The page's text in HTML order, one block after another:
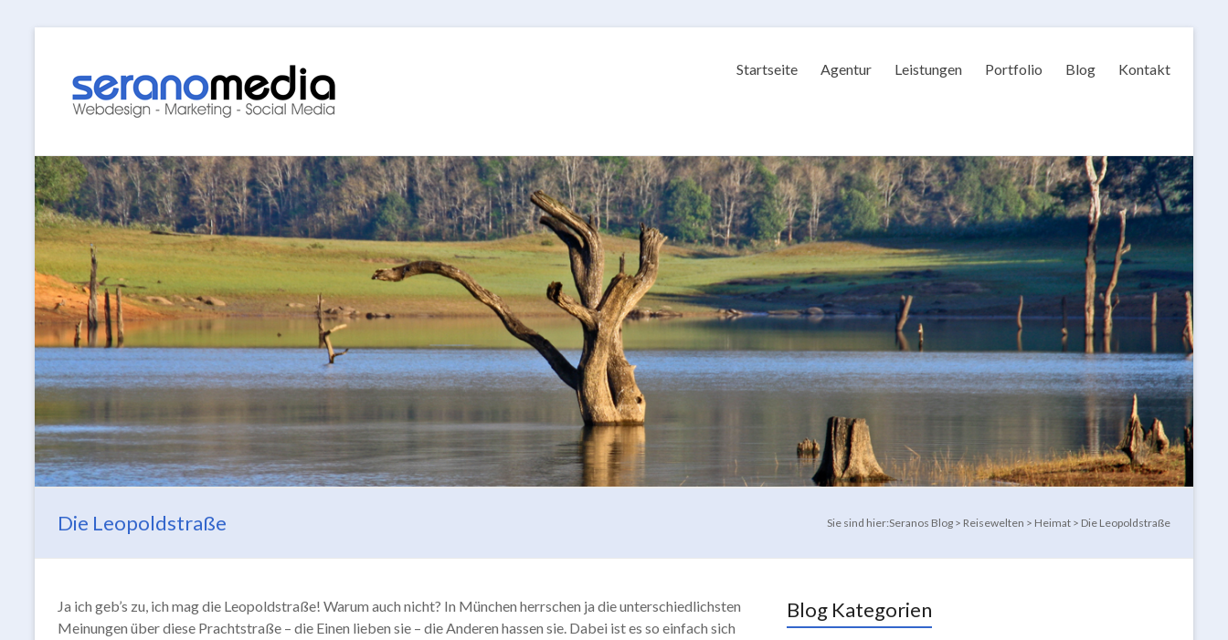
Startseite Agentur Leistungen Portfolio Blog Kontakt
Die Leopoldstraße Sie sind hier:Seranos Blog > Reisewelten > Heimat > Die Leopoldstraße
Ja ich geb’s zu, ich mag die Leopoldstraße! Warum auch nicht? In München herrschen ja die unterschiedlichsten
Meinungen über diese Prachtstraße – die Einen lieben sie – die Anderen hassen sie. Dabei ist es so einfach sich
Blog Kategorien